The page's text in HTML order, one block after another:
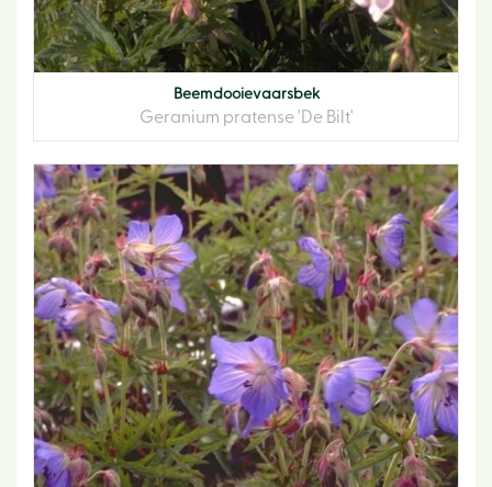
Beemdooievaarsbek
Geranium pratense 'De Bilt'